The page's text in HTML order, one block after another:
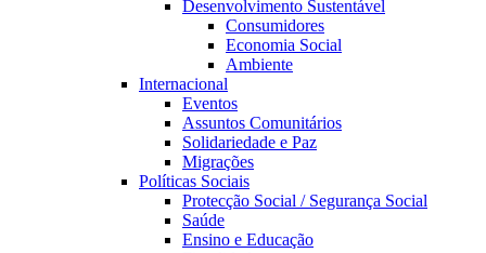
Desenvolvimento Sustentável
Consumidores
Economia Social
Ambiente
Internacional
Eventos
Assuntos Comunitários
Solidariedade e Paz
Migrações
Políticas Sociais
Protecção Social / Segurança Social
Saúde
Ensino e Educação